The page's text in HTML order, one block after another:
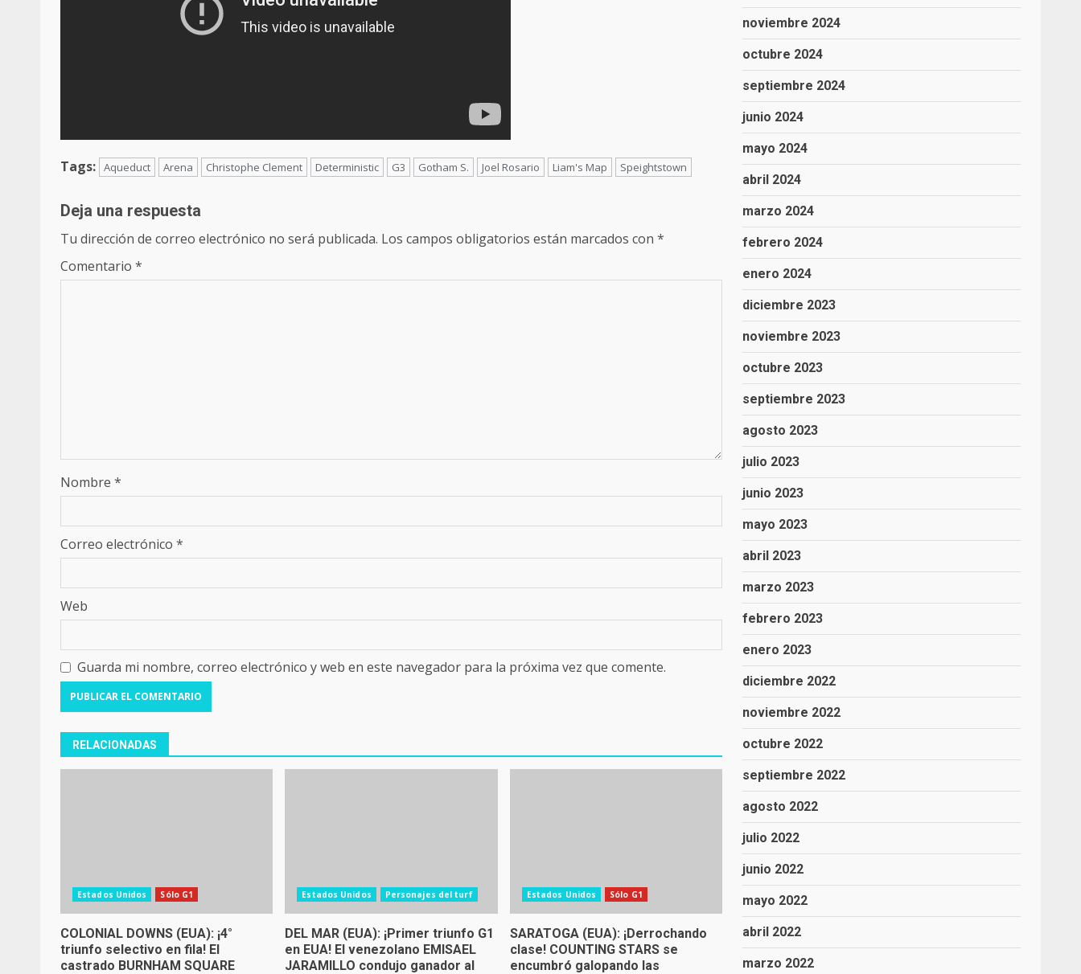
Tags: Aqueduct Arena Christophe Clement Deterministic G3 Gotham S. Joel Rosario Liam's Map Speightstown
Deja una respuesta
Tu dirección de correo electrónico no será publicada. Los campos obligatorios están marcados con *
Comentario *
Nombre *
Correo electrónico *
Web
Guarda mi nombre, correo electrónico y web en este navegador para la próxima vez que comente.
RELACIONADAS
Estados Unidos Sólo G1
COLONIAL DOWNS (EUA): ¡4°
triunfo selectivo en fila! El
castrado BURNHAM SQUARE
Estados Unidos Personajes del turf
DEL MAR (EUA): ¡Primer triunfo G1
en EUA! El venezolano EMISAEL
JARAMILLO condujo ganador al
Estados Unidos Sólo G1
SARATOGA (EUA): ¡Derrochando
clase! COUNTING STARS se
encumbró galopando las
noviembre 2024
octubre 2024
septiembre 2024
junio 2024
mayo 2024
abril 2024
marzo 2024
febrero 2024
enero 2024
diciembre 2023
noviembre 2023
octubre 2023
septiembre 2023
agosto 2023
julio 2023
junio 2023
mayo 2023
abril 2023
marzo 2023
febrero 2023
enero 2023
diciembre 2022
noviembre 2022
octubre 2022
septiembre 2022
agosto 2022
julio 2022
junio 2022
mayo 2022
abril 2022
marzo 2022